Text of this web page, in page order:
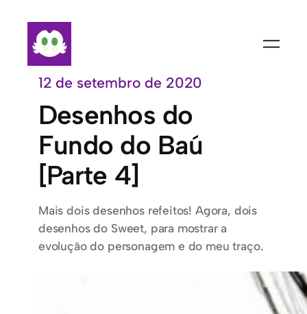
conteúdo
12 de setembro de 2020
Desenhos do
Fundo do Baú
[Parte 4]
Mais dois desenhos refeitos! Agora, dois
desenhos do Sweet, para mostrar a
evolução do personagem e do meu traço.